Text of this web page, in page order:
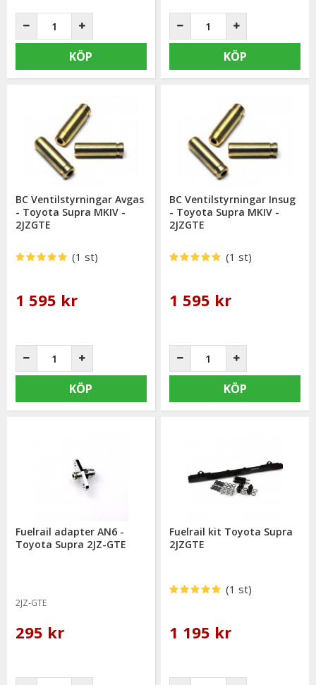
KÖP KÖP
BC Ventilstyrningar Avgas
- Toyota Supra MKIV -
2JZGTE
(1 st)
1 595 kr
KÖP
BC Ventilstyrningar Insug
- Toyota Supra MKIV -
2JZGTE
(1 st)
1 595 kr
KÖP
Fuelrail adapter AN6 -
Toyota Supra 2JZ-GTE
2JZ-GTE
295 kr
Fuelrail kit Toyota Supra
2JZGTE
(1 st)
1 195 kr